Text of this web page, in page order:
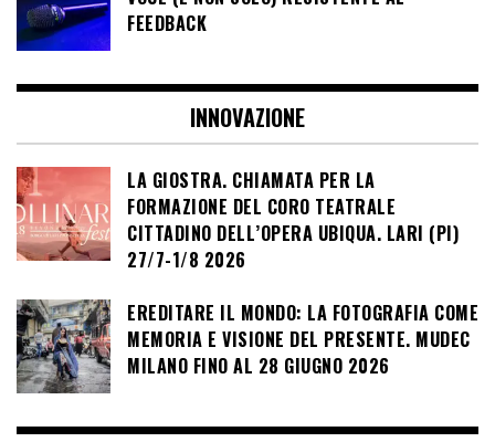
FEEDBACK
INNOVAZIONE
LA GIOSTRA. CHIAMATA PER LA
FORMAZIONE DEL CORO TEATRALE
CITTADINO DELL’OPERA UBIQUA. LARI (PI)
27/7-1/8 2026
EREDITARE IL MONDO: LA FOTOGRAFIA COME
MEMORIA E VISIONE DEL PRESENTE. MUDEC
MILANO FINO AL 28 GIUGNO 2026